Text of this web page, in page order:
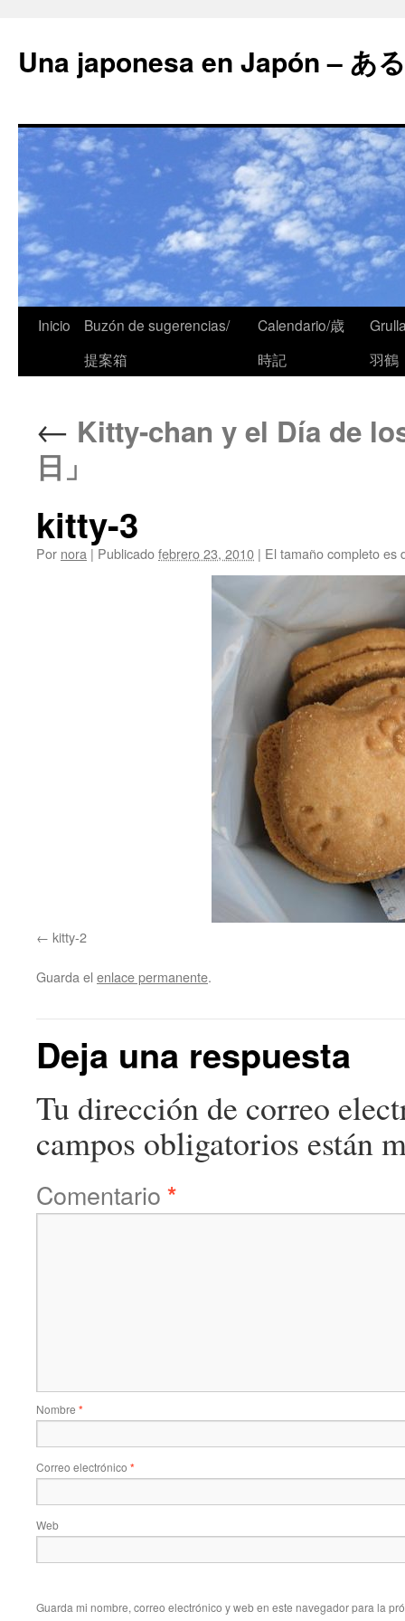
Una japonesa en Japón – あ
Inicio
Buzón de sugerencias/
提案箱
Calendario/歳
時記
羽鶴
← Kitty-chan y el Día de
日」
kitty-3
Por nora | Publicadofebrero 23, 2010 | El tamaño completo es
kitty-2
Guarda el enlace permanente.
Deja una respuesta
Tu dirección de correo
campos obligatorios están
Comentario *
Nombre *
Correo electrónico *
Web
Guarda mi nombre, correo electrónico y web en este navegador para la